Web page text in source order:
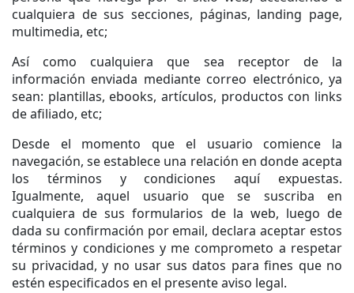
cualquiera de sus secciones, páginas, landing page,
multimedia, etc;
Así como cualquiera que sea receptor de la
información enviada mediante correo electrónico, ya
sean: plantillas, ebooks, artículos, productos con links
de afiliado, etc;
Desde el momento que el usuario comience la
navegación, se establece una relación en donde acepta
los términos y condiciones aquí expuestas.
Igualmente, aquel usuario que se suscriba en
cualquiera de sus formularios de la web, luego de
dada su confirmación por email, declara aceptar estos
términos y condiciones y me comprometo a respetar
su privacidad, y no usar sus datos para fines que no
estén especificados en el presente aviso legal.